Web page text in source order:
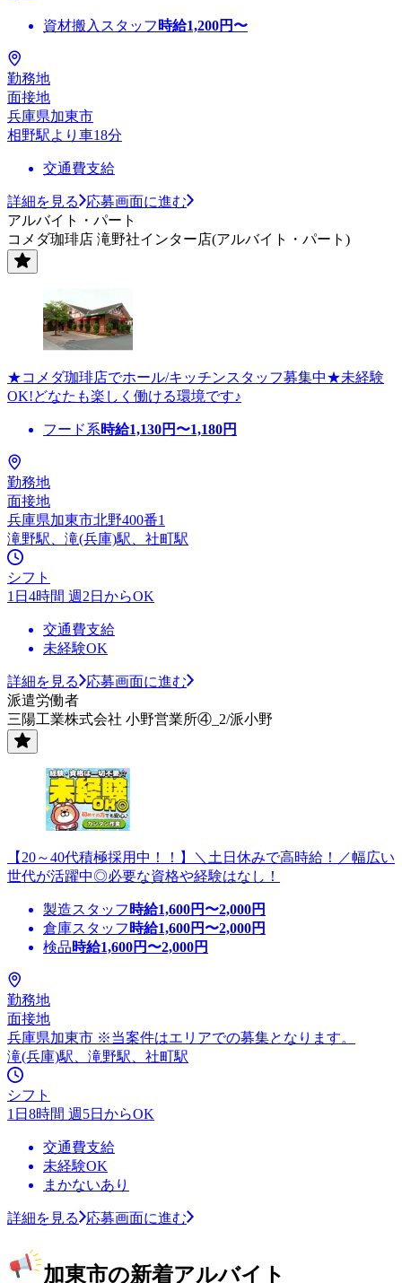
資材搬入スタッフ 時給1,200円〜
勤務地
面接地
兵庫県加東市
相野駅より車18分
交通費支給
詳細を見る
応募画面に進む
アルバイト・パート
コメダ珈琲店 滝野社インター店(アルバイト・パート)
★コメダ珈琲店でホール/キッチンスタッフ募集中★未経験
OK!どなたも楽しく働ける環境です♪
フード系時給1,130円〜1,180円
勤務地
面接地
兵庫県加東市北野400番1
滝野駅、滝(兵庫)駅、社町駅
シフト
1日4時間 週2日からOK
交通費支給
未経験OK
詳細を見る
応募画面に進む
派遣労働者
三陽工業株式会社 小野営業所④_2/派小野
【20～40代積極採用中！！】＼土日休みで高時給！／幅広い
世代が活躍中◎必要な資格や経験はなし！
製造スタッフ 時給1,600円〜2,000円
倉庫スタッフ 時給1,600円〜2,000円
検品時給1,600円〜2,000円
勤務地
面接地
兵庫県加東市 ※当案件はエリアでの募集となります。
滝(兵庫)駅、滝野駅、社町駅
シフト
1日8時間 週5日からOK
交通費支給
未経験OK
まかないあり
詳細を見る 応募画面に進む
加東市の新着アルバイト